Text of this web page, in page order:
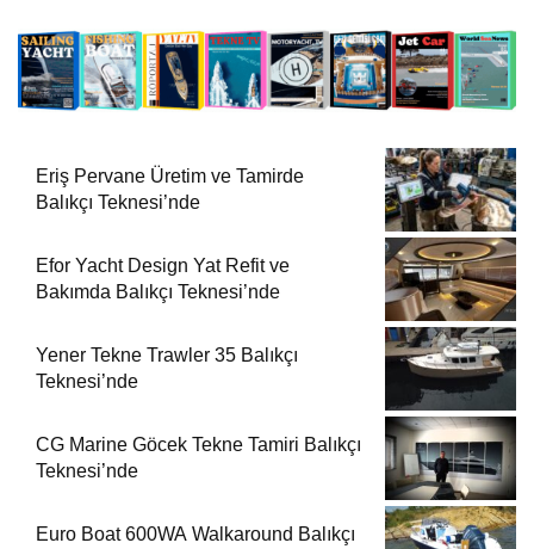
Eriş Pervane Üretim ve Tamirde
Balıkçı Teknesi’nde
Efor Yacht Design Yat Refit ve
Bakımda Balıkçı Teknesi’nde
Yener Tekne Trawler 35 Balıkçı
Teknesi’nde
CG Marine Göcek Tekne Tamiri Balıkçı
Teknesi’nde
Euro Boat 600WA Walkaround Balıkçı